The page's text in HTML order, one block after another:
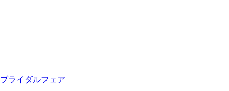
ブライダルフェア